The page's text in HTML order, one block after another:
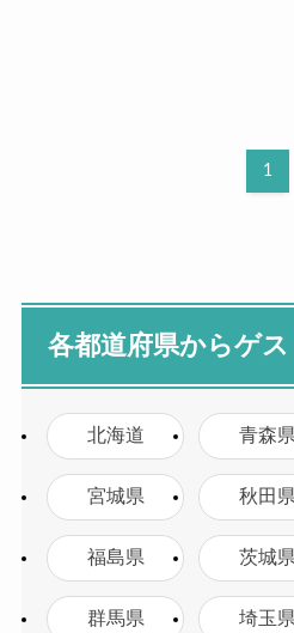
1
各都道府県からゲ
北海道 青森県
宮城県 秋田県
福島県 茨城県
群馬県 埼玉県